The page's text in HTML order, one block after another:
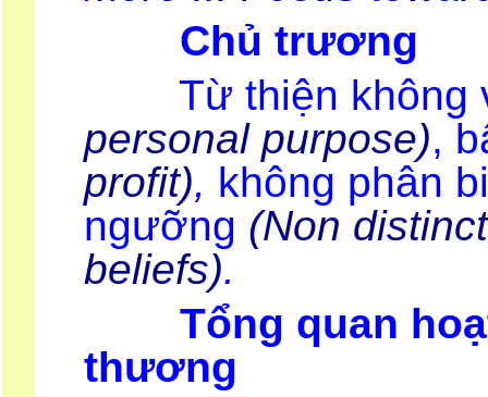
Chủ trương
Từ thiện không
personal purpose),
profit), không phân
ngưỡng (Non
beliefs).
Tổng quan hoạt
thương